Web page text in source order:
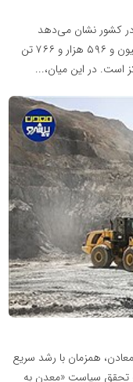
کشور نشان می‌دهد
مجموع تولید این ماده معدنی در کشور به سه میلیون و ۵۹۶ هزار و ۷۶۶ تن
است. در این میان،...
همزمان با رشد سریع
تحقق سیاست «معدن به